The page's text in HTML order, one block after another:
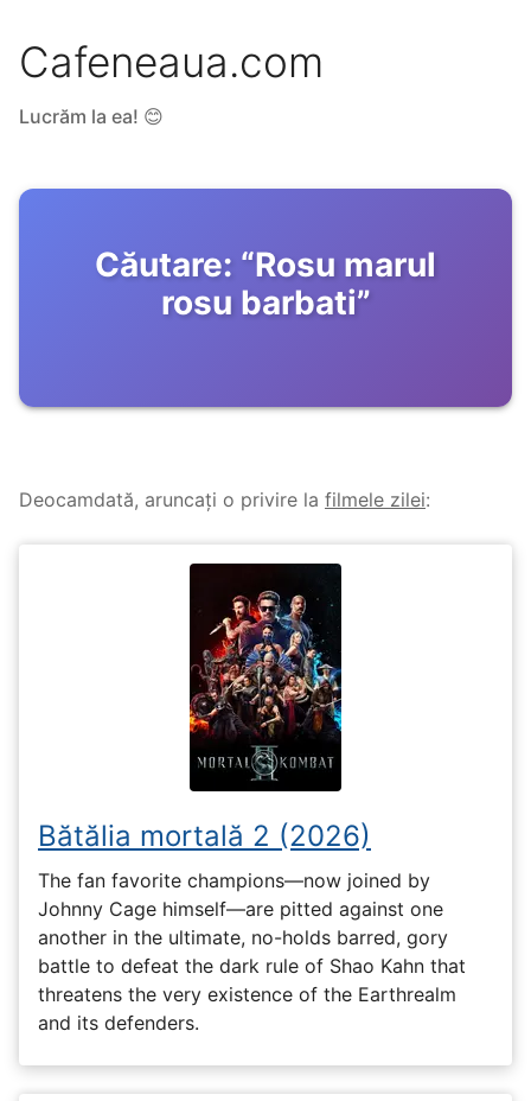
Cafeneaua.com
Lucrăm la ea! 😊
Căutare: “Rosu marul
rosu barbati”
Deocamdată, aruncați o privire la filmele zilei:
Bătălia mortală 2 (2026)
The fan favorite champions—now joined by
Johnny Cage himself—are pitted against one
another in the ultimate, no-holds barred, gory
battle to defeat the dark rule of Shao Kahn that
threatens the very existence of the Earthrealm
and its defenders.